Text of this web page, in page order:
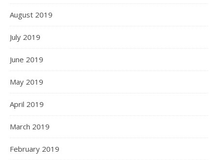
August 2019
July 2019
June 2019
May 2019
April 2019
March 2019
February 2019